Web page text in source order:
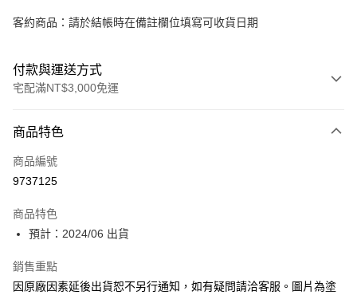
客約商品：請於結帳時在備註欄位填寫可收貨日期
付款與運送方式
宅配滿NT$3,000免運
信用卡一次付款
Apple Pay
全盈+PAY
大哥付你分期
相關說明
商品特色
商品編號
9737125
商品特色
預計：2024/06 出貨
銷售重點
因原廠因素延後出貨恕不另行通知，如有疑問請洽客服。圖片為塗